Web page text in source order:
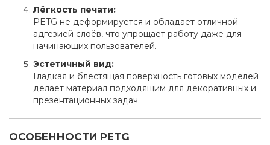
Лёгкость печати:
PETG не деформируется и обладает отличной
адгезией слоёв, что упрощает работу даже для
начинающих пользователей.
Эстетичный вид:
Гладкая и блестящая поверхность готовых моделей
делает материал подходящим для декоративных и
презентационных задач.
ОСОБЕННОСТИ PETG